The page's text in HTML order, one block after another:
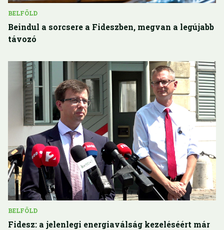
BELFÖLD
Beindul a sorcsere a Fideszben, megvan a legújabb
távozó
BELFÖLD
Fidesz: a jelenlegi energiaválság kezeléséért már